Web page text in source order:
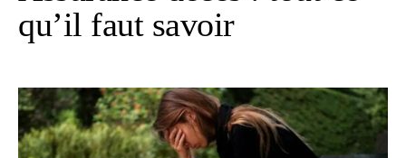
qu’il faut savoir